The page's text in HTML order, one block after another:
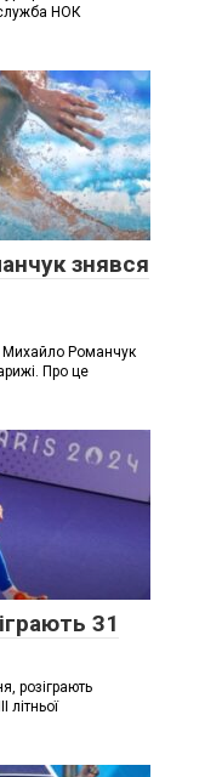
НОК
знявся
Михайло Романчук
Про це
31
розіграють
літньої